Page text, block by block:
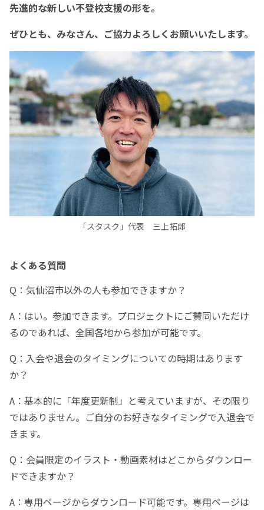
先進的な新しい不登校支援の形を。
ぜひとも、みなさん、ご協力よろしくお願いいたします。
「スタスク」代表 三上拓郎
よくある質問
Q：気仙沼市以外の人も参加できますか？
A：はい。参加できます。プロジェクトにご賛同いただけ
るのであれば、全国各地から参加が可能です。
Q：入会や退会のタイミングについての時期はあります
か？
A：基本的に「年度更新制」と考えていますが、その限り
ではありません。ご自分のお好きなタイミングで入退会で
きます。
Q：会員限定のイラスト・動画素材はどこからダウンロー
ドできますか？
A：専用ページからダウンロード可能です。専用ページは